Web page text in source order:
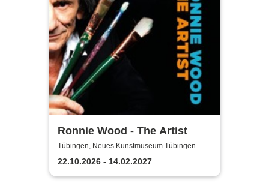
Ronnie Wood - The Artist
Tübingen, Neues Kunstmuseum Tübingen
22.10.2026 - 14.02.2027